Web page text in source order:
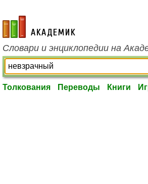
academic.ru
Словари и энциклопедии на
Толкования Переводы Книги